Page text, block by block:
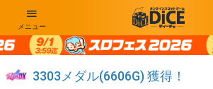
メニュー
3303メダル(6606G) 獲得！